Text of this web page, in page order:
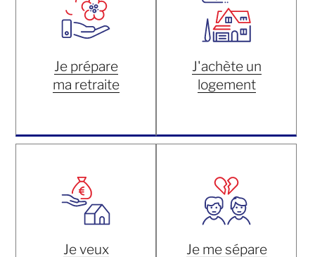
Je prépare
ma retraite
J'achète un
logement
Je veux
Je me sépare